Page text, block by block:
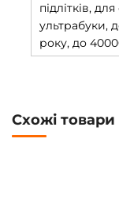
підлітків,
ультрабуки,
року, до
Схожі товари